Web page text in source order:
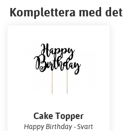
Komplettera med
Cake Topper
Happy Birthday - Svart